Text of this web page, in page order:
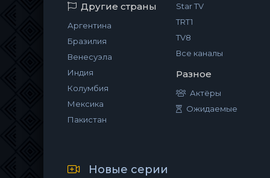
Другие страны
Аргентина
Бразилия
Венесуэла
Индия
Колумбия
Мексика
Пакистан
Star TV
TRT1
TV8
Все каналы
Разное
Актёры
Ожидаемые
Новые серии